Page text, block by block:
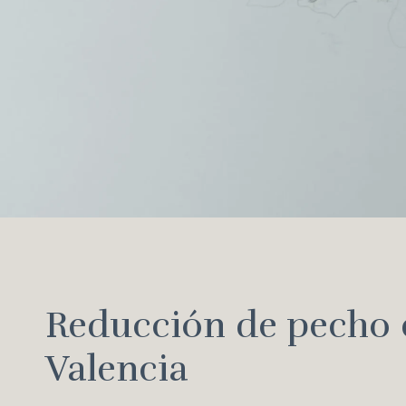
Reducción de pecho
Valencia